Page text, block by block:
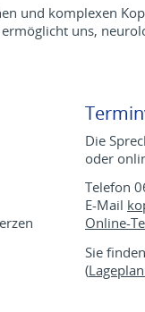
und komplexen
uns,
Die
oder
Telefon
E-Mail
Online-
Sie
(